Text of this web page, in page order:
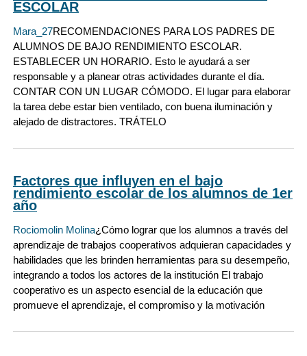
ESCOLAR
Mara_27RECOMENDACIONES PARA LOS PADRES DE
ALUMNOS DE BAJO RENDIMIENTO ESCOLAR.
ESTABLECER UN HORARIO. Esto le ayudará a ser
responsable y a planear otras actividades durante el día.
CONTAR CON UN LUGAR CÓMODO. El lugar para elaborar
la tarea debe estar bien ventilado, con buena iluminación y
alejado de distractores. TRÁTELO
Factores que influyen en el bajo
rendimiento escolar de los alumnos de 1er
año
Rociomolin Molina¿Cómo lograr que los alumnos a través del
aprendizaje de trabajos cooperativos adquieran capacidades y
habilidades que les brinden herramientas para su desempeño,
integrando a todos los actores de la institución El trabajo
cooperativo es un aspecto esencial de la educación que
promueve el aprendizaje, el compromiso y la motivación